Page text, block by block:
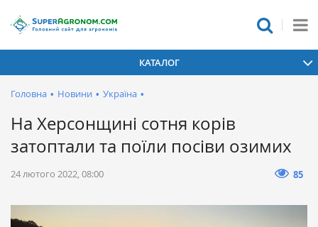
КАТАЛОГ
Головна • Новини • Україна •
На Херсонщині сотня корів
затоптали та поїли посіви озимих
24 лютого 2022, 08:00 85